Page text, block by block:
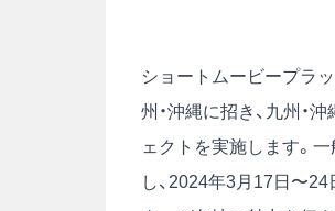
ショートムービープラッ
州・沖縄に招き、九州
ェクトを実施します。
し、2024年3月17日〜